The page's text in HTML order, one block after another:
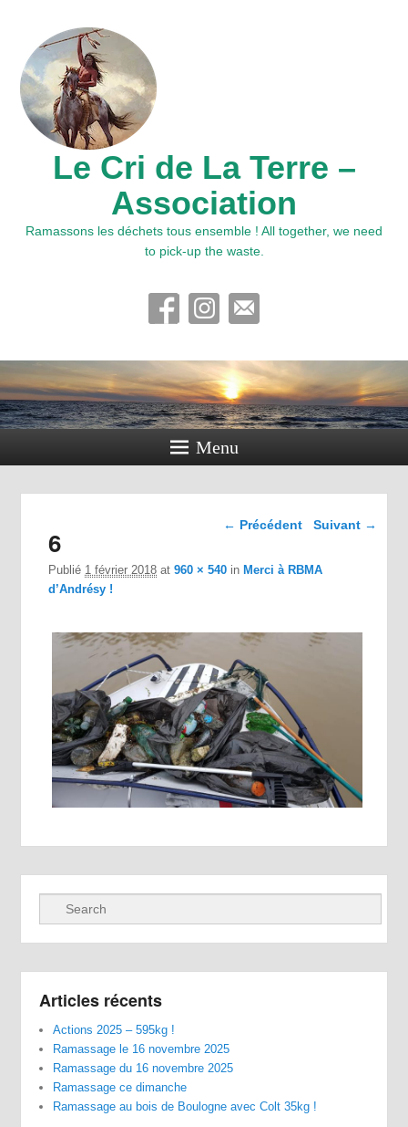
Le Cri de La Terre –
Association
Ramassons les déchets tous ensemble ! All together, we need
to pick-up the waste.
Menu
Navigation dans les
← Précédent Suivant →
6
Publié 1 février 2018 at960 × 540 in Merci à RBMA
d’Andrésy !
Recherche
Articles récents
Actions 2025 – 595kg !
Ramassage le 16 novembre 2025
Ramassage du 16 novembre 2025
Ramassage ce dimanche
Ramassage au bois de Boulogne avec Colt 35kg !